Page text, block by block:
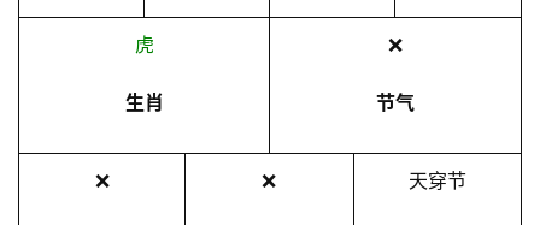
虎
生肖
❌
节气
❌ ❌ 天穿节